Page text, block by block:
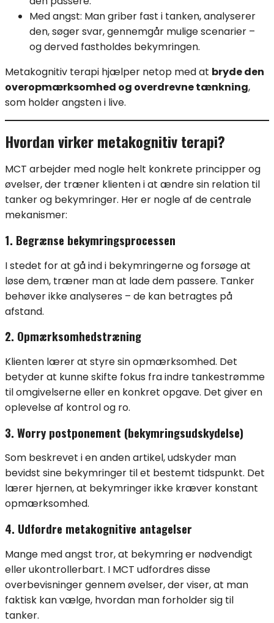
Med angst: Man griber fast i tanken, analyserer
den, søger svar, gennemgår mulige scenarier –
og derved fastholdes bekymringen.
Metakognitiv terapi hjælper netop med at bryde den
overopmærksomhed og overdrevne tænkning,
som holder angsten i live.
Hvordan virker metakognitiv terapi?
MCT arbejder med nogle helt konkrete principper og
øvelser, der træner klienten i at ændre sin relation til
tanker og bekymringer. Her er nogle af de centrale
mekanismer:
1. Begrænse bekymringsprocessen
I stedet for at gå ind i bekymringerne og forsøge at
løse dem, træner man at lade dem passere. Tanker
behøver ikke analyseres – de kan betragtes på
afstand.
2. Opmærksomhedstræning
Klienten lærer at styre sin opmærksomhed. Det
betyder at kunne skifte fokus fra indre tankestrømme
til omgivelserne eller en konkret opgave. Det giver en
oplevelse af kontrol og ro.
3. Worry postponement (bekymringsudskydelse)
Som beskrevet i en anden artikel, udskyder man
bevidst sine bekymringer til et bestemt tidspunkt. Det
lærer hjernen, at bekymringer ikke kræver konstant
opmærksomhed.
4. Udfordre metakognitive antagelser
Mange med angst tror, at bekymring er nødvendigt
eller ukontrollerbart. I MCT udfordres disse
overbevisninger gennem øvelser, der viser, at man
faktisk kan vælge, hvordan man forholder sig til
tanker.